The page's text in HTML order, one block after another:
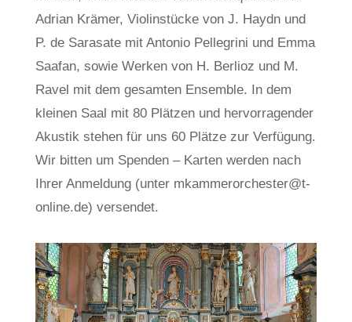
Adrian Krämer, Violinstücke von J. Haydn und
P. de Sarasate mit Antonio Pellegrini und Emma
Saafan, sowie Werken von H. Berlioz und M.
Ravel mit dem gesamten Ensemble. In dem
kleinen Saal mit 80 Plätzen und hervorragender
Akustik stehen für uns 60 Plätze zur Verfügung.
Wir bitten um Spenden – Karten werden nach
Ihrer Anmeldung (unter mkammerorchester@t-
online.de) versendet.